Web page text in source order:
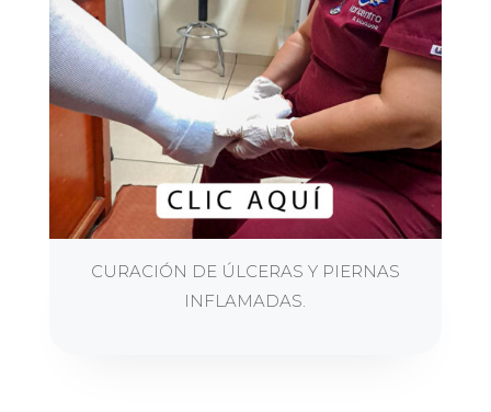
CURACIÓN DE ÚLCERAS Y PIERNAS
INFLAMADAS.